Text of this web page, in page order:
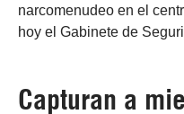
narcomenudeo en el
hoy el Gabinete de
Capturan a